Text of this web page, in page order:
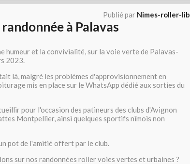
Publié par Nimes-roller-lib
à Palavas
humeur et la convivialité, sur la voie verte de Palavas-
2023.
là, malgré les problèmes d'approvisionnement en
mis en place sur le WhatsApp dédié aux sorties du
pour l'occasion des patineurs des clubs d'Avignon
Montpellier, ainsi quelques sportifs nîmois non
pot de l'amitié offert par le club.
sur nos randonnées roller voies vertes et urbaines ?